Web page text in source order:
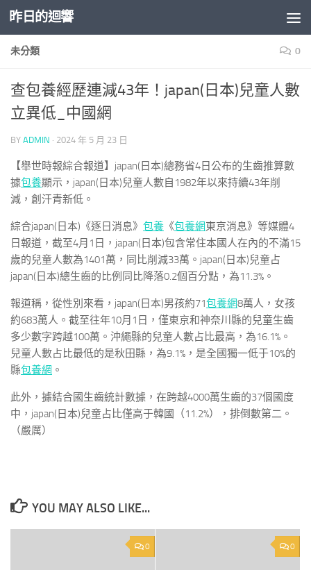
Skip to content
昨日的迴響
未分類 0
查包養經歷連減43年！japan(日本)兒童人數
立異低_中國網
BY ADMIN · 2024 年 5 月 23 日
【舉世時報綜合報道】japan(日本)總務省4日公布的生齒推算數
據包養顯示，japan(日本)兒童人數自1982年以來持續43年削
減，創汗青新低。
綜合japan(日本)《逐日消息》 包養 《包養網東京消息》等媒體4
日報道，截至4月1日，japan(日本)包含常住本國人在內的不滿15
歲的兒童人數為1401萬，同比削減33萬。japan(日本)兒童占
japan(日本)總生齒的比例同比降落0.2個百分點，為11.3%。
報道稱，從性別來看，japan(日本)男孩約71包養網8萬人，女孩
約683萬人。截至往年10月1日，僅東京和神奈川縣的兒童生齒
多少數字跨越100萬。沖繩縣的兒童人數占比最高，為16.1%。
兒童人數占比最低的是秋田縣，為9.1%，是全國獨一低于10%的
縣包養網 。
此外，據結合國生齒統計數據，在跨越4000萬生齒的37個國度
中，japan(日本)兒童占比僅高于韓國（11.2%），排倒數第二。
（嚴厲）
YOU MAY ALSO LIKE...
0 0